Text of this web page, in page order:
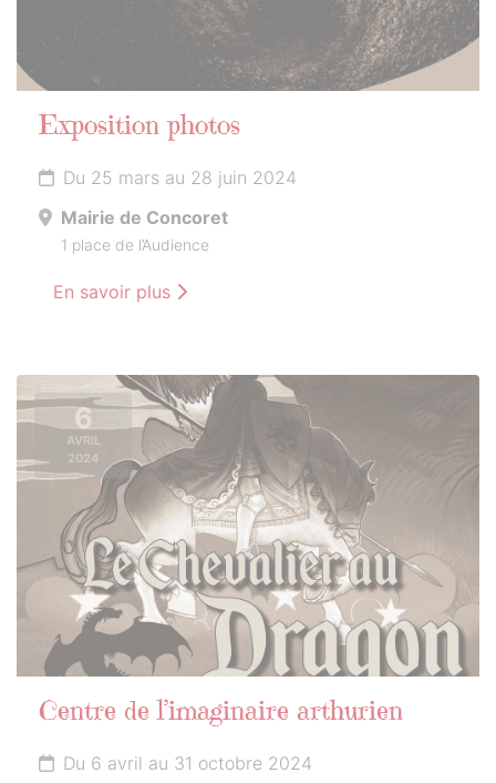
Exposition photos
Du 25 mars au 28 juin 2024
Mairie de Concoret
1 place de l’Audience
En savoir plus
6
AVRIL
2024
Centre de l’imaginaire arthurien
Du 6 avril au 31 octobre 2024